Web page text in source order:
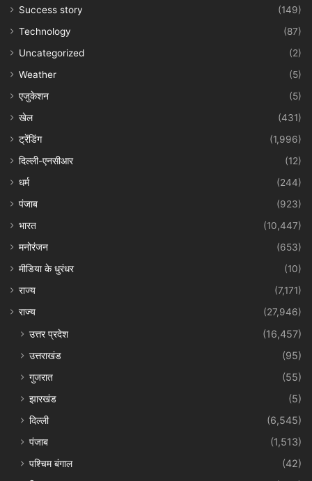
Success story
(149)
Technology
(87)
Uncategorized
(2)
Weather
(5)
एजुकेशन
(5)
खेल
(431)
ट्रेंडिंग
(1,996)
दिल्ली-एनसीआर
(12)
धर्म
(244)
पंजाब
(923)
भारत
(10,447)
मनोरंजन
(653)
मीडिया के धुरंधर
(10)
राज्य
(7,171)
राज्य
(27,946)
उत्तर प्रदेश
(16,457)
उत्तराखंड
(95)
गुजरात
(55)
झारखंड
(5)
दिल्ली
(6,545)
पंजाब
(1,513)
पश्चिम बंगाल
(42)